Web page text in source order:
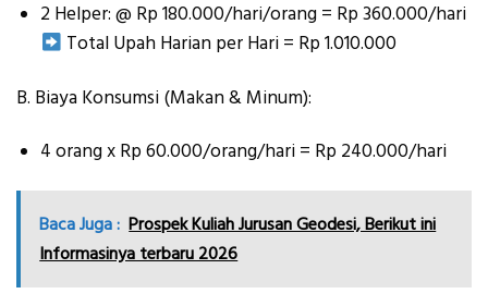
2 Helper: @ Rp 180.000/hari/orang = Rp 360.000/hari
Total Upah Harian per Hari = Rp 1.010.000
B. Biaya Konsumsi (Makan & Minum):
4 orang x Rp 60.000/orang/hari = Rp 240.000/hari
Baca Juga : Prospek Kuliah Jurusan Geodesi, Berikut ini
Informasinya terbaru 2026